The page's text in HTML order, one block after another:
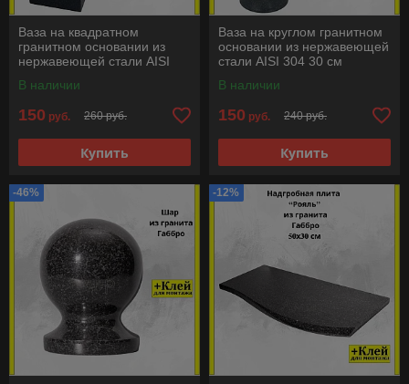
Ваза на квадратном
гранитном основании из
нержавеющей стали AISI
В наличии
150 руб. 260 руб.
Купить
Ваза на круглом гранитном
основании из нержавеющей
стали AISI 304 30 см
В наличии
150 руб. 240 руб.
Купить
-46% -12%